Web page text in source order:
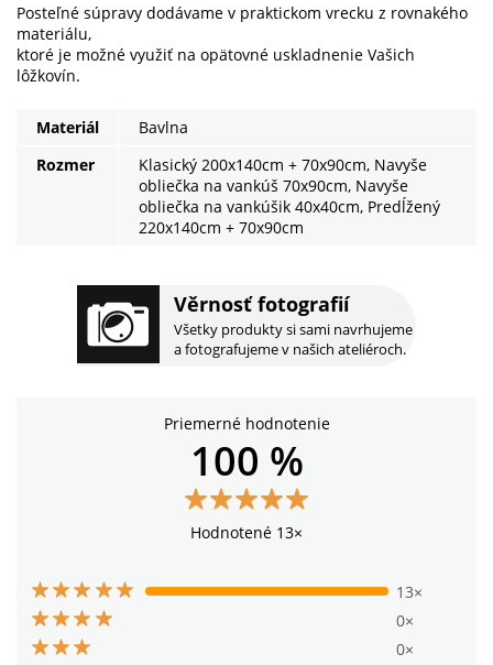
Věrnosť fotografií
Všetky produkty si sami navrhujeme
a fotografujeme v našich ateliéroch.
Posteľné súpravy dodávame v praktickom vrecku z rovnakého
materiálu,
ktoré je možné využiť na opätovné uskladnenie Vašich
lôžkovín.
Materiál
Bavlna
Rozmer
Klasický 200x140cm + 70x90cm, Navyše
obliečka na vankúš 70x90cm, Navyše
obliečka na vankúšik 40x40cm, Predĺžený
220x140cm + 70x90cm
Priemerné hodnotenie
100 %
Hodnotené 13×
13×
0×
0×